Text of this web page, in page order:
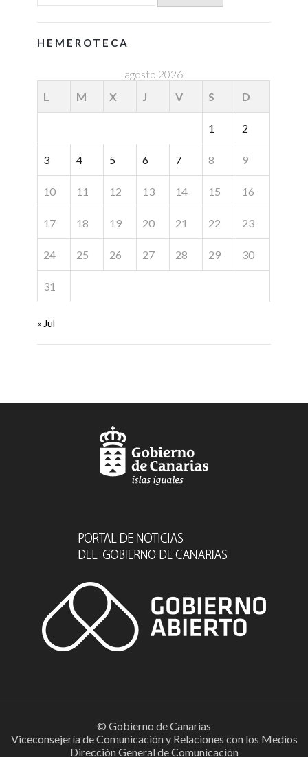
HEMEROTECA
agosto 2026
L
M X J V S D
1 2
3 4 5 6 7 8 9
10 11 12 13 14 15 16
17 18 19 20 21 22 23
24 25 26 27 28 29 30
31
« Jul
© Gobierno de Canarias
Viceconsejería de Comunicación y Relaciones con los Medios
Dirección General de Comunicación